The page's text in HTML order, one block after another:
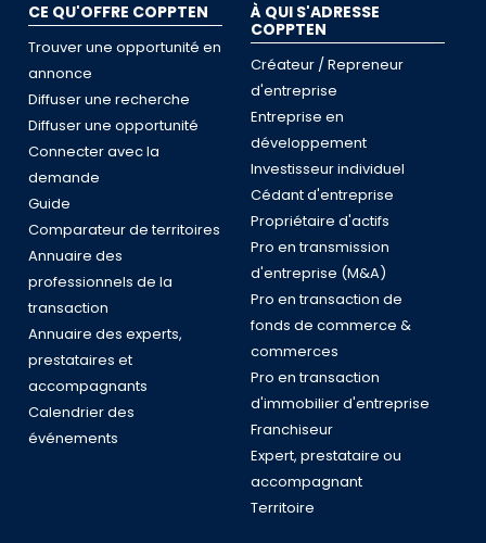
CE QU'OFFRE COPPTEN
Trouver une opportunité en
annonce
Diffuser une recherche
Diffuser une opportunité
Connecter avec la
demande
Guide
Comparateur de territoires
Annuaire des
professionnels de la
transaction
Annuaire des experts,
prestataires et
accompagnants
Calendrier des
événements
À QUI S'ADRESSE
COPPTEN
Créateur / Repreneur
d'entreprise
Entreprise en
développement
Investisseur individuel
Cédant d'entreprise
Propriétaire d'actifs
Pro en transmission
d'entreprise (M&A)
Pro en transaction de
fonds de commerce &
commerces
Pro en transaction
d'immobilier d'entreprise
Franchiseur
Expert, prestataire ou
accompagnant
Territoire